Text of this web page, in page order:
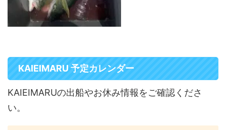
KAIEIMARU 予定カレンダー
KAIEIMARUの出船やお休み情報をご確認くださ
い。